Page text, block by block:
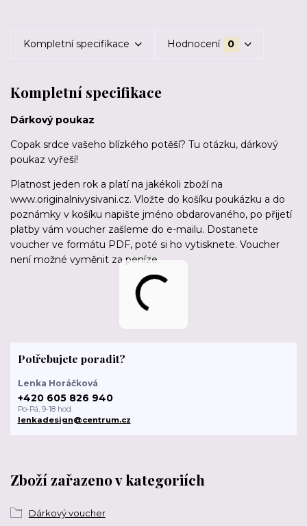
Kompletní specifikace Hodnocení 0
Kompletní specifikace
Dárkový poukaz
Copak srdce vašeho blízkého potěší? Tu otázku, dárkový
poukaz vyřeší!
Platnost jeden rok a platí na jakékoli zboží na
www.originalnivysivani.cz. Vložte do košíku poukázku a do
poznámky v košíku napište jméno obdarovaného, po přijetí
platby vám voucher zašleme do e-mailu. Dostanete
voucher ve formátu PDF, poté si ho vytisknete. Voucher
není možné vyměnit za peníze.
Zboží zařazeno v kategoriích
Dárkový voucher
Potřebujete poradit?
Lenka Horáčková
+420 605 826 940
Po-Pá, 9-18 hod.
lenkadesign@centrum.cz